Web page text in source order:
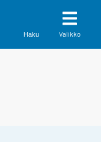
Haku Valikko